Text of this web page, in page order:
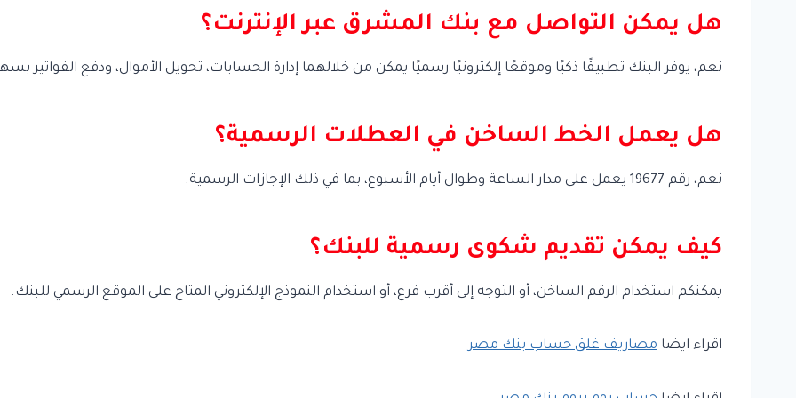
هل يمكن التواصل مع بنك المشرق عبر الإنترنت؟
نعم، يوفر البنك تطبيقًا ذكيًا وموقعًا إلكترونيًا رسميًا يمكن من خلالهما إدارة الحسابات، تحويل الأموال، ودفع الفواتير
هل يعمل الخط الساخن في العطلات الرسمية؟
نعم، رقم 19677 يعمل على مدار الساعة وطوال أيام الأسبوع، بما في ذلك الإجازات الرسمية.
كيف يمكن تقديم شكوى رسمية للبنك؟
يمكنكم استخدام الرقم الساخن، أو التوجه إلى أقرب فرع، أو استخدام النموذج الإلكتروني المتاح على الموقع الرسمي للبنك.
اقراء ايضا مصاريف غلق حساب بنك مصر